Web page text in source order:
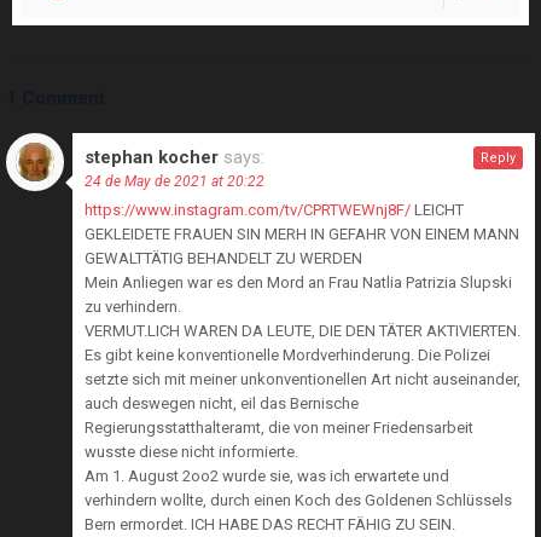
stephan kocher says:
24 de May de 2021 at 20:22
https://www.instagram.com/tv/CPRTWEWnj8F/ LEICHT
GEKLEIDETE FRAUEN SIN MERH IN GEFAHR VON EINEM MANN
GEWALTTÄTIG BEHANDELT ZU WERDEN
Mein Anliegen war es den Mord an Frau Natlia Patrizia Slupski
zu verhindern.
VERMUT.LICH WAREN DA LEUTE, DIE DEN TÄTER AKTIVIERTEN.
Es gibt keine konventionelle Mordverhinderung. Die Polizei
setzte sich mit meiner unkonventionellen Art nicht auseinander,
auch deswegen nicht, eil das Bernische
Regierungsstatthalteramt, die von meiner Friedensarbeit
wusste diese nicht informierte.
Am 1. August 2oo2 wurde sie, was ich erwartete und
verhindern wollte, durch einen Koch des Goldenen Schlüssels
Bern ermordet. ICH HABE DAS RECHT FÄHIG ZU SEIN.
Reply